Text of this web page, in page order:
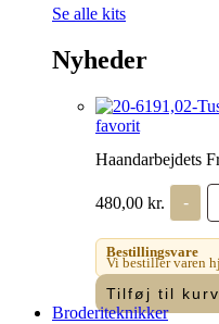
Se alle kits
Nyheder
favorit
Haandarbejdets
480,00 kr. -
-
Bestillingsvare
Vi bestiller varen
Tilføj til kurv
Broderiteknikker